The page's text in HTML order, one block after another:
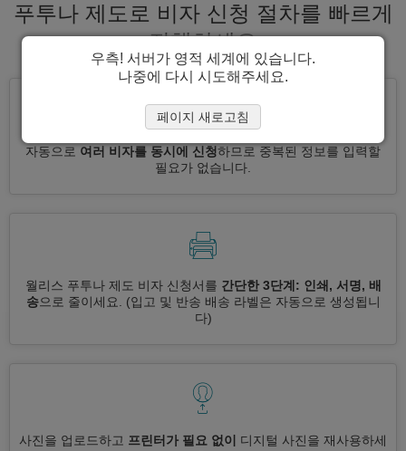
푸투나 제도로 비자 신청 절차를 빠르게
진행하세요
자동으로 여러 비자를 동시에 신청하므로 중복된 정보를 입력할
필요가 없습니다.
월리스 푸투나 제도 비자 신청서를 간단한 3단계: 인쇄, 서명, 배
송으로 줄이세요.
(입고 및 반송 배송 라벨은 자동으로 생성됩니
다)
사진을 업로드하고 프린터가 필요 없이
디지털 사진을 재사용하세
우측! 서버가 영적 세계에 있습니다.
나중에 다시 시도해주세요.
페이지 새로고침